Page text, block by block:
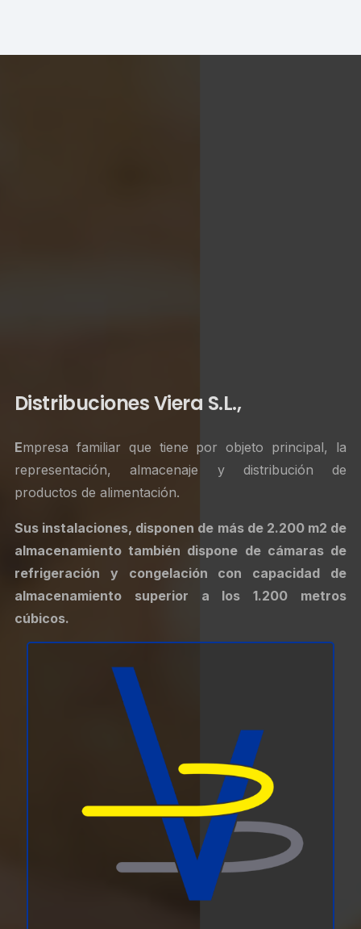
Distribuciones Viera S.L.,
Empresa familiar que tiene por objeto principal, la
representación, almacenaje y distribución de
productos de alimentación.
Sus instalaciones, disponen de más de 2.200 m2 de
almacenamientotambién dispone de cámaras de
refrigeración y congelación con capacidad de
almacenamiento superior a los 1.200 metros
cúbicos.